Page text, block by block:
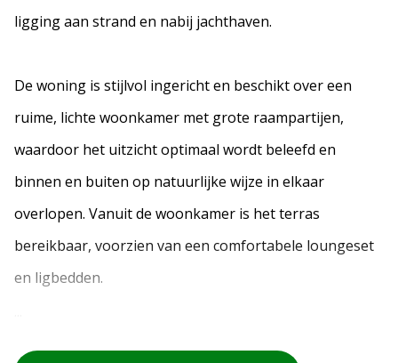
ligging aan strand en nabij jachthaven.
De woning is stijlvol ingericht en beschikt over een
ruime, lichte woonkamer met grote raampartijen,
waardoor het uitzicht optimaal wordt beleefd en
binnen en buiten op natuurlijke wijze in elkaar
overlopen. Vanuit de woonkamer is het terras
bereikbaar, voorzien van een comfortabele loungeset
en ligbedden.